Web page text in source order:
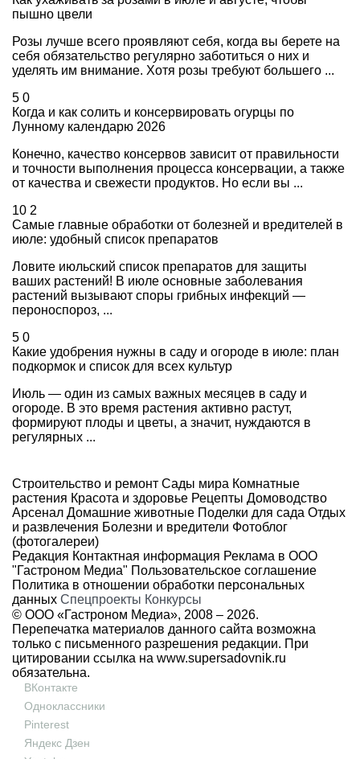
пышно цвели
Розы лучше всего проявляют себя, когда вы берете на
себя обязательство регулярно заботиться о них и
уделять им внимание. Хотя розы требуют большего ...
5 0
Когда и как солить и консервировать огурцы по
Лунному календарю 2026
Конечно, качество консервов зависит от правильности
и точности выполнения процесса консервации, а также
от качества и свежести продуктов. Но если вы ...
10 2
Самые главные обработки от болезней и вредителей в
июле: удобный список препаратов
Ловите июльский список препаратов для защиты
ваших растений! В июле основные заболевания
растений вызывают споры грибных инфекций —
пероноспороз, ...
5 0
Какие удобрения нужны в саду и огороде в июле: план
подкормок и список для всех культур
Июль — один из самых важных месяцев в саду и
огороде. В это время растения активно растут,
формируют плоды и цветы, а значит, нуждаются в
регулярных ...
Строительство и ремонт Сады мира Комнатные
растения Красота и здоровье Рецепты Домоводство
Арсенал Домашние животные Поделки для сада Отдых
и развлечения Болезни и вредители Фотоблог
(фотогалереи)
Редакция Контактная информация Реклама в ООО
"Гастроном Медиа" Пользовательское соглашение
Политика в отношении обработки персональных
данных Спецпроекты Конкурсы
© ООО «Гастроном Медиа», 2008 – 2026.
Перепечатка материалов данного сайта возможна
только с письменного разрешения редакции. При
цитировании ссылка на www.supersadovnik.ru
обязательна.
ВКонтакте
Одноклассники
Pinterest
Яндекс Дзен